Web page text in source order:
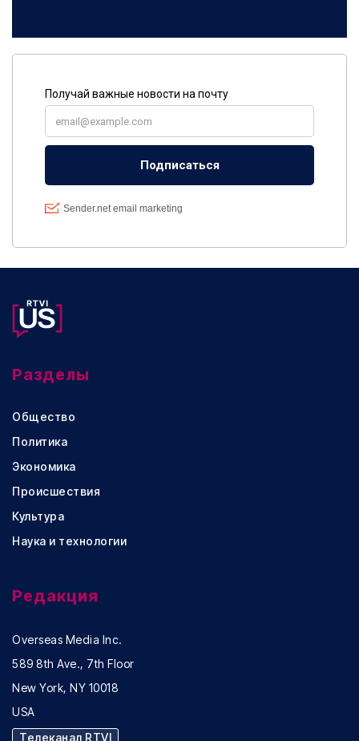
Разделы
Общество
Политика
Экономика
Происшествия
Культура
Наука и технологии
Редакция
Overseas Media Inc.
589 8th Ave., 7th Floor
New York, NY 10018
USA
Телеканал RTVI